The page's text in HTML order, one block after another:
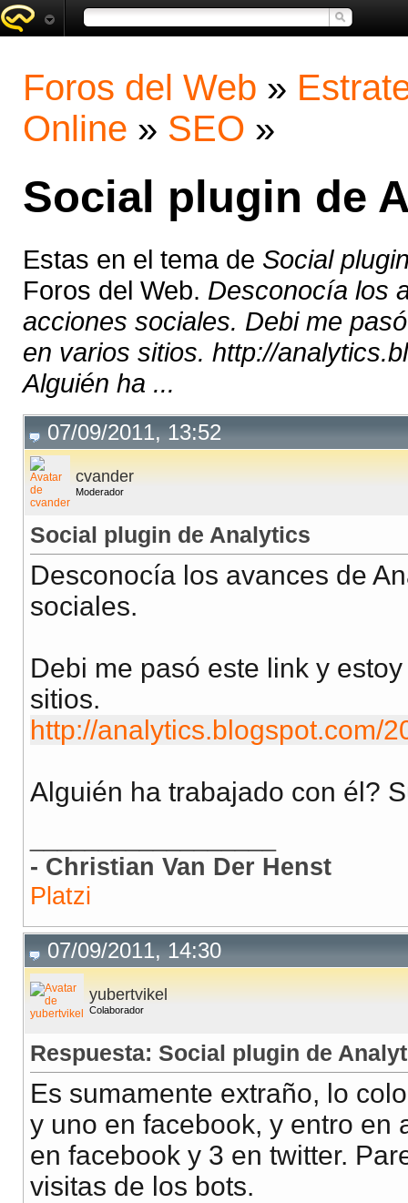
Foros del Web »
Online » SEO »
Social plugin de
Estas en el tema de Social
Foros del Web. Desconocía los
acciones sociales. Debi me
en varios sitios. http://
Alguién ha ...
07/09/2011, 13:52
cvander
Moderador
Social plugin de Analytics
Desconocía los avances de
sociales.
Debi me pasó este link y
sitios.
http://analytics.blogspot.com/
Alguién ha trabajado con él?
- Christian Van Der Henst
Platzi
07/09/2011, 14:30
yubertvikel
Colaborador
Respuesta: Social plugin de
Es sumamente extraño, lo
y uno en facebook, y entro en
en facebook y 3 en twitter.
visitas de los bots.